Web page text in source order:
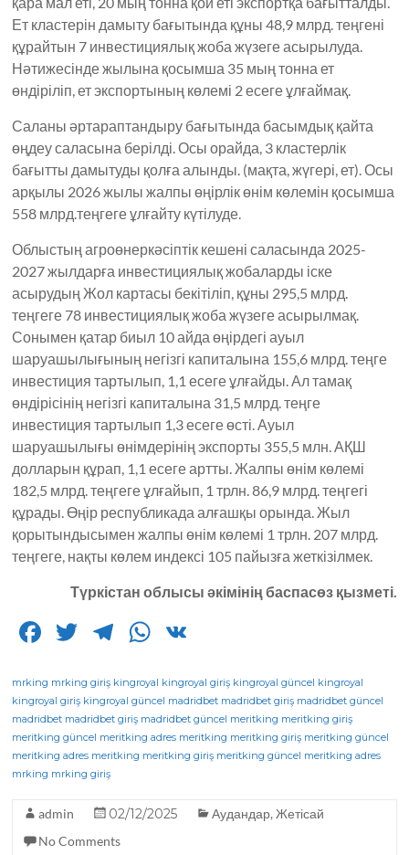
Ет кластерін дамыту бағытында құны 48,9 млрд. теңгені
құрайтын 7 инвестициялық жоба жүзеге асырылуда.
Нәтижесінде жылына қосымша 35 мың тонна ет
өндіріліп, ет экспортының көлемі 2 есеге ұлғаймақ.
Саланы әртараптандыру бағытында басымдық қайта
өңдеу саласына берілді. Осы орайда, 3 кластерлік
бағытты дамытуды қолға алынды. (мақта, жүгері, ет). Осы
арқылы 2026 жылы жалпы өңірлік өнім көлемін қосымша
558 млрд.теңгеге ұлғайту күтілуде.
Облыстың агроөнеркәсіптік кешені саласында 2025-
2027 жылдарға инвестициялық жобаларды іске
асырудың Жол картасы бекітіліп, құны 295,5 млрд.
теңгеге 78 инвестициялық жоба жүзеге асырылмақ.
Сонымен қатар биыл 10 айда өңірдегі ауыл
шаруашылығының негізгі капиталына 155,6 млрд. теңге
инвестиция тартылып, 1,1 есеге ұлғайды. Ал тамақ
өндірісінің негізгі капиталына 31,5 млрд. теңге
инвестиция тартылып 1,3 есеге өсті. Ауыл
шаруашылығы өнімдерінің экспорты 355,5 млн. АҚШ
долларын құрап, 1,1 есеге артты. Жалпы өнім көлемі
182,5 млрд. теңгеге ұлғайып, 1 трлн. 86,9 млрд. теңгегі
құрады. Өңір республикада алғашқы орында. Жыл
қорытындысымен жалпы өнім көлемі 1 трлн. 207 млрд.
теңгеге, нақты көлем индексі 105 пайызға жеткізілмек.
Түркістан облысы әкімінің баспасөз қызметі.
F
c
e
b
o
o
k
T
it
te
r
T
e
g
ra
W
a
ts
A
p
mrking mrking giriş kingroyal kingroyal giriş kingroyal güncel kingroyal
kingroyal giriş kingroyal güncel madridbet madridbet giriş madridbet güncel
madridbet madridbet giriş madridbet güncel meritking meritking giriş
meritking güncel meritking adres meritking meritking giriş meritking güncel
meritking adres meritking meritking giriş meritking güncel meritking adres
mrking mrking giriş
admin 02/12/2025 Аудандар,Жетісай
No Comments